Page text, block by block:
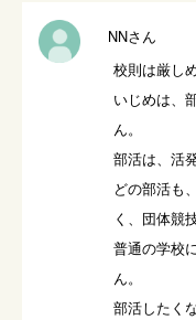
NNさん
校則は厳し
いじめは、
ん。
部活は、活
どの部活も
く、団体競
普通の学校
ん。
部活したく